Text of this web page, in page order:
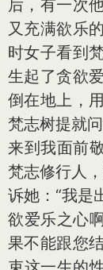
后，有一次
又充满欲乐
时女子看到
生起了贪欲
倒在地上，
梵志树提就
来到我面前
梵志修行人
诉她：“我是
欲爱乐之心
果不能跟您